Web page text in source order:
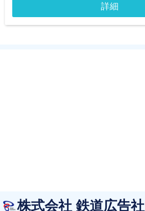
詳細
株式会社 鉄道広告社